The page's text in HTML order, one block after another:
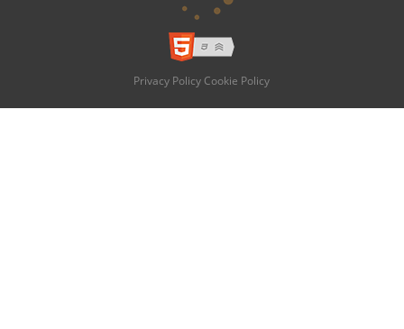
Privacy Policy Cookie Policy